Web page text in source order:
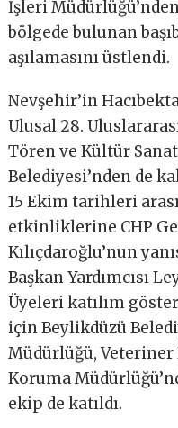
İşleri
bölgede bulunan
aşılamasını üstlendi.
Nevşehir’in
Ulusal 28.
Tören ve Kültür
Belediyesi’nden de
15 Ekim tarihleri
etkinliklerine CHP
Kılıçdaroğlu’nun
Başkan Yardımcısı
Üyeleri katılım
için Beylikdüzü
Müdürlüğü, Veteriner
Koruma
ekip de katıldı.